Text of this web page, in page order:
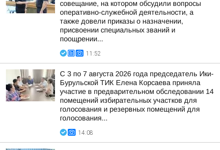
совещание, на котором обсудили вопросы
оперативно-служебной деятельности, а
также довели приказы о назначении,
присвоении специальных званий и
поощрении...
11:52
С 3 по 7 августа 2026 года председатель Ики-
Бурульской ТИК Елена Корсаева приняла
участие в предварительном обследовании 14
помещений избирательных участков для
голосования и резервных помещений для
голосования...
14:08